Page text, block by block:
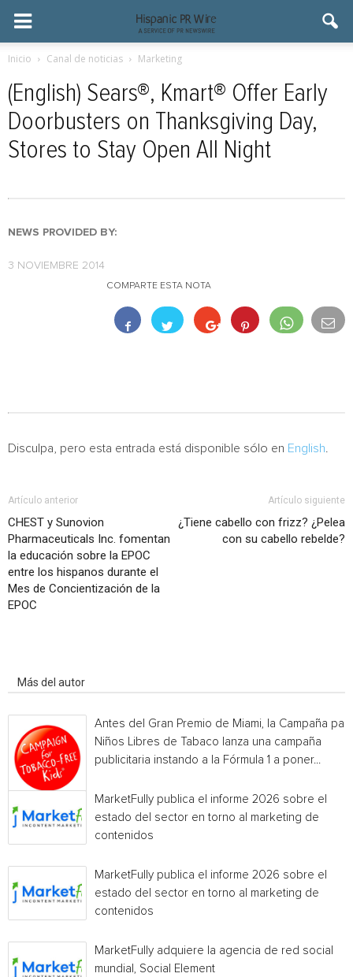
Inicio Canal de noticias Marketing
(English) Sears®, Kmart® Offer Early
Doorbusters on Thanksgiving Day,
Stores to Stay Open All Night
NEWS PROVIDED BY:
3 NOVIEMBRE 2014
COMPARTE ESTA NOTA
Disculpa, pero esta entrada está disponible sólo en English
Artículo anterior
CHEST y Sunovion
Pharmaceuticals Inc. fomentan
la educación sobre la EPOC
entre los hispanos durante el
Mes de Concientización de la
EPOC
Artículo siguiente
¿Tiene cabello con frizz? ¿Pelea
con su cabello rebelde?
Más del autor
Antes del Gran Premio de Miami, la Campaña
Niños Libres de Tabaco lanza una campaña
publicitaria instando a la Fórmula 1 a poner...
MarketFully publica el informe 2026 sobre el
estado del sector en torno al marketing de
contenidos
MarketFully publica el informe 2026 sobre el
estado del sector en torno al marketing de
contenidos
MarketFully adquiere la agencia de red social
mundial, Social Element